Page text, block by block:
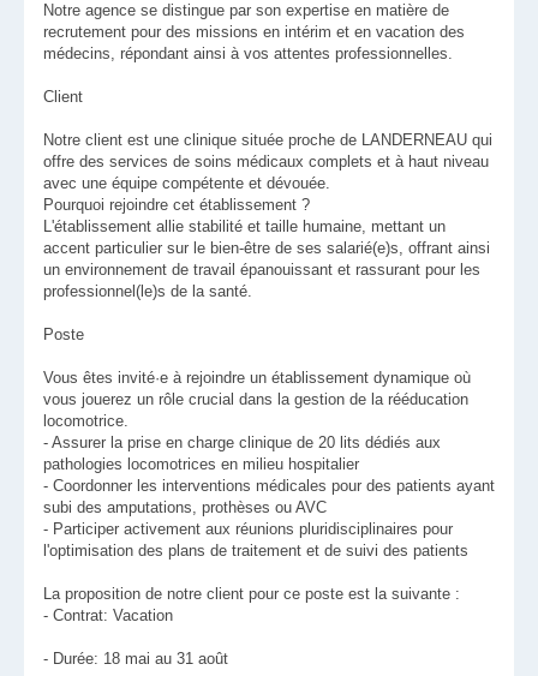
Notre agence se distingue par son expertise en matière de
recrutement pour des missions en intérim et en vacation des
médecins, répondant ainsi à vos attentes professionnelles.
Client
Notre client est une clinique située proche de LANDERNEAU qui
offre des services de soins médicaux complets et à haut niveau
avec une équipe compétente et dévouée.
Pourquoi rejoindre cet établissement ?
L'établissement allie stabilité et taille humaine, mettant un
accent particulier sur le bien-être de ses salarié(e)s, offrant ainsi
un environnement de travail épanouissant et rassurant pour les
professionnel(le)s de la santé.
Poste
Vous êtes invité·e à rejoindre un établissement dynamique où
vous jouerez un rôle crucial dans la gestion de la rééducation
locomotrice.
- Assurer la prise en charge clinique de 20 lits dédiés aux
pathologies locomotrices en milieu hospitalier
- Coordonner les interventions médicales pour des patients ayant
subi des amputations, prothèses ou AVC
- Participer activement aux réunions pluridisciplinaires pour
l'optimisation des plans de traitement et de suivi des patients
La proposition de notre client pour ce poste est la suivante :
- Contrat: Vacation
- Durée: 18 mai au 31 août